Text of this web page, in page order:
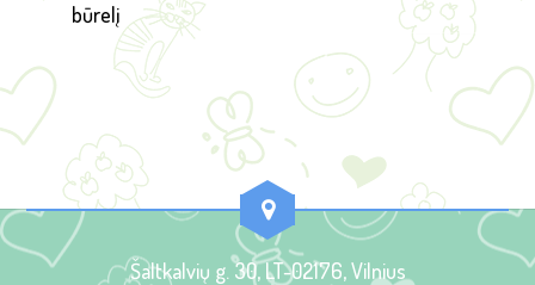
būrelį
Šaltkalvių g. 30, LT-02176, Vilnius